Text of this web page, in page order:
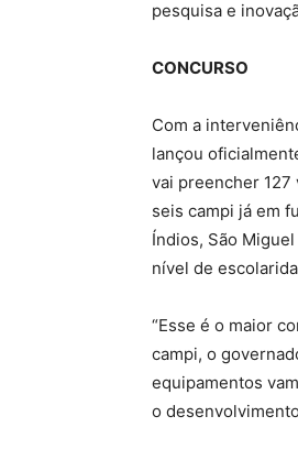
pesquisa e
CONCURSO
Com a
lançou
vai preencher 127
seis campi já em
Índios, São
nível de
“Esse é o maior
campi, o
equipamentos
o